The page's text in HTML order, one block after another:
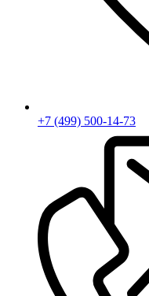
+7 (499) 500-14-73